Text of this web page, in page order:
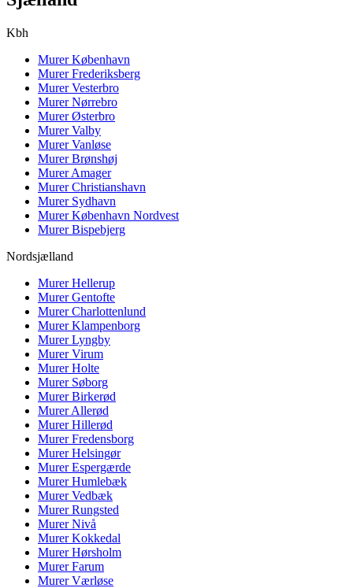
Kbh
MurerKøbenhavn
MurerFrederiksberg
MurerVesterbro
MurerNørrebro
MurerØsterbro
MurerValby
MurerVanløse
MurerBrønshøj
MurerAmager
MurerChristianshavn
Murer Sydhavn
MurerKøbenhavn Nordvest
MurerBispebjerg
Nordsjælland
MurerHellerup
MurerGentofte
MurerCharlottenlund
MurerKlampenborg
MurerLyngby
MurerVirum
MurerHolte
Murer Søborg
MurerBirkerød
MurerAllerød
MurerHillerød
MurerFredensborg
MurerHelsingør
MurerEspergærde
MurerHumlebæk
MurerVedbæk
MurerRungsted
MurerNivå
MurerKokkedal
MurerHørsholm
MurerFarum
MurerVærløse